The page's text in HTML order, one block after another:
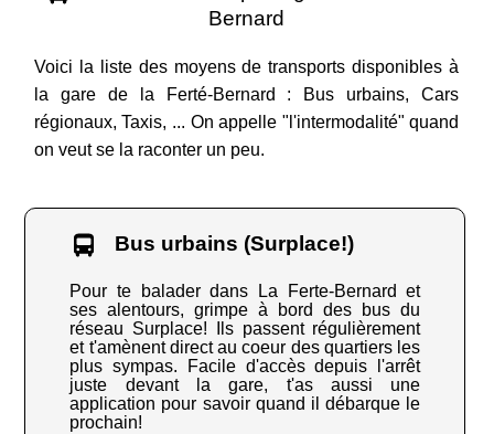
Bernard
Voici la liste des moyens de transports disponibles à
la gare de la Ferté-Bernard : Bus urbains, Cars
régionaux, Taxis, ... On appelle "l'intermodalité" quand
on veut se la raconter un peu.
Bus urbains (Surplace!)
Pour te balader dans La Ferte-Bernard et
ses alentours, grimpe à bord des bus du
réseau Surplace! Ils passent régulièrement
et t'amènent direct au coeur des quartiers les
plus sympas. Facile d'accès depuis l'arrêt
juste devant la gare, t'as aussi une
application pour savoir quand il débarque le
prochain!